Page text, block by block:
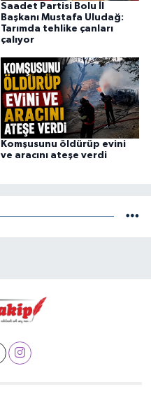
Saadet Partisi Bolu İl
Başkanı Mustafa Uludağ:
Tarımda tehlike çanları
çalıyor
Komşusunu öldürüp evini
ve aracını ateşe verdi